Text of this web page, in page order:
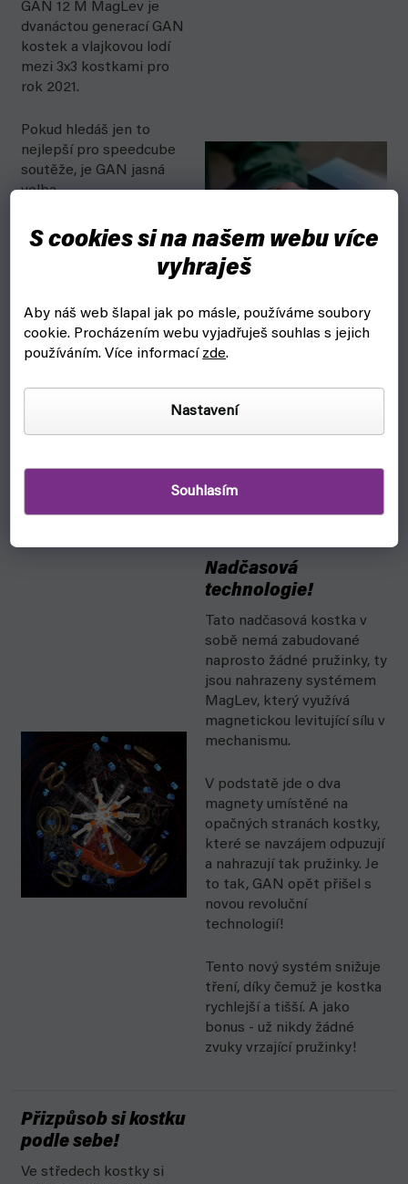
S cookies si na našem webu více
vyhraješ
Aby náš web šlapal jak po másle, používáme soubory
cookie. Procházením webu vyjadřuješ souhlas s jejich
používáním. Více informacízde.
Nastavení
Souhlasím
GAN 12 M MagLev je
dvanáctou generací GAN
kostek a vlajkovou lodí
mezi 3x3 kostkami pro
rok 2021.
Pokud hledáš jen to
nejlepší pro speedcube
soutěže, je GAN jasná
volba.
GAN 12 M MagLev je
nastavitelná TOP
kostka.
kterou používají světoví
rekordmani jako třeba
Nadčasová
technologie!
Tato nadčasová kostka v
sobě nemá zabudované
naprosto žádné pružinky, ty
jsou nahrazeny systémem
MagLev, který využívá
magnetickou levitující sílu v
mechanismu.
V podstatě jde o dva
magnety umístěné na
opačných stranách kostky,
které se navzájem odpuzují
a nahrazují tak pružinky. Je
to tak, GAN opět přišel s
novou revoluční
technologií!
Tento nový systém snižuje
tření, díky čemuž je kostka
rychlejší a tišší. A jako
bonus - už nikdy žádné
zvuky vrzající pružinky!
Přizpůsob si kostku
podle sebe!
Ve středech kostky si